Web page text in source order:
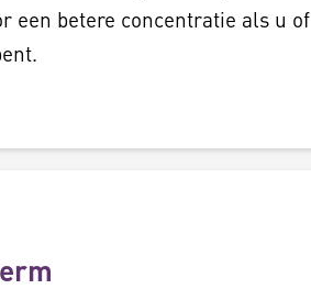
een betere concentratie als u of